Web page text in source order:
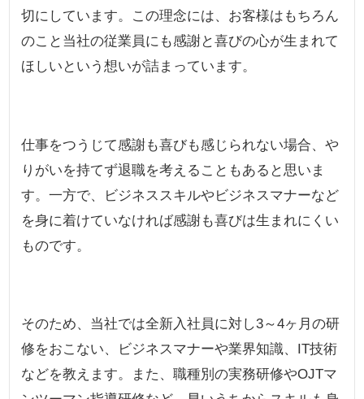
切にしています。この理念には、お客様はもちろん
のこと当社の従業員にも感謝と喜びの心が生まれて
ほしいという想いが詰まっています。
仕事をつうじて感謝も喜びも感じられない場合、や
りがいを持てず退職を考えることもあると思いま
す。一方で、ビジネススキルやビジネスマナーなど
を身に着けていなければ感謝も喜びは生まれにくい
ものです。
そのため、当社では全新入社員に対し3～4ヶ月の研
修をおこない、ビジネスマナーや業界知識、IT技術
などを教えます。また、職種別の実務研修やOJTマ